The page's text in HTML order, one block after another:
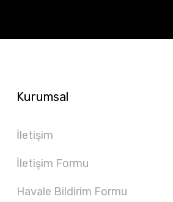
Kurumsal
İletişim
İletişim Formu
Havale Bildirim Formu